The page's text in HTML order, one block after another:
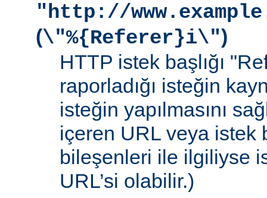
"http://
(\"%{Referer}i\")
HTTP istek başlığı
raporladığı isteğin
isteğin yapılmasını
içeren URL veya istek
bileşenleri ile ilgiliyse
URL’si olabilir.)